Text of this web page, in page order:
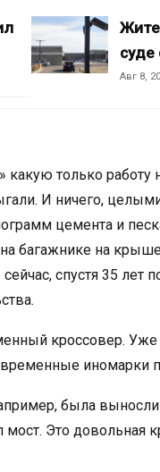
суде
Авг 8,
только работу
И ничего,
цемента и
багажнике на
спустя 35 лет
кроссовер.
иномарки
была
Это довольная